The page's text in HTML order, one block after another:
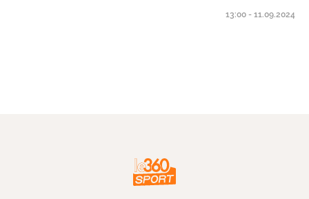
11.09.2024 - 13:00